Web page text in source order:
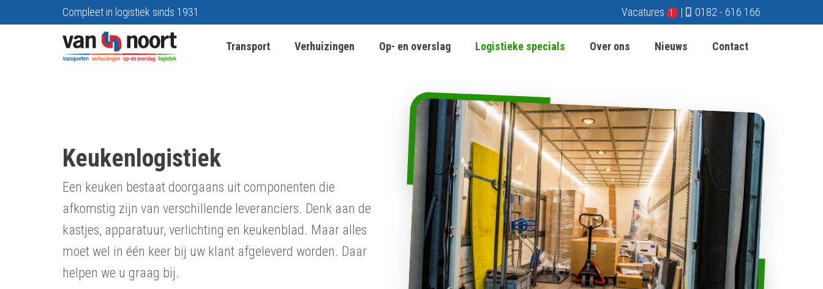
Compleet in logistiek sinds 1931 Vacatures 1 | 0182 - 616 166
Transport Verhuizingen Op- en overslag Logistieke specials Over ons Nieuws Contact
Keukenlogistiek
Een keuken bestaat doorgaans uit componenten die
afkomstig zijn van verschillende leveranciers. Denk aan de
kastjes, apparatuur, verlichting en keukenblad. Maar alles
moet wel in één keer bij uw klant afgeleverd worden. Daar
helpen we u graag bij.